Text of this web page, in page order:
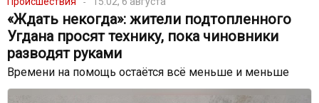
«Ждать некогда»: жители подтопленного
Угдана просят технику, пока чиновники
разводят руками
Времени на помощь остаётся всё меньше и меньше